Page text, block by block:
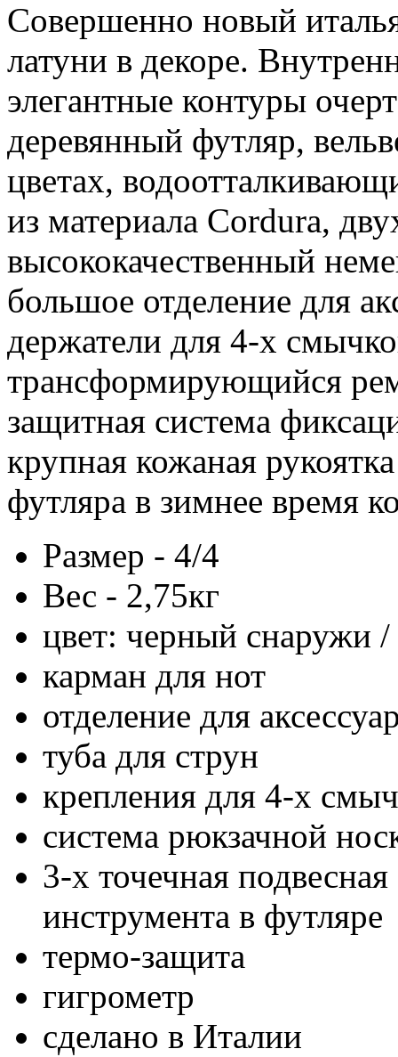
Совершенно новый
латуни в декоре.
элегантные контуры
деревянный футляр,
цветах,
из материала Cordura,
высококачественный
большое отделение для
держатели для 4-х
трансформирующийся
защитная система
крупная кожаная
футляра в зимнее время
Размер - 4/4
Вес - 2,75кг
цвет: черный снаружи
карман для нот
отделение для
туба для струн
крепления для 4-х
система рюкзачной
3-х точечная
инструмента в футляре
термо-защита
гигрометр
сделано в Италии